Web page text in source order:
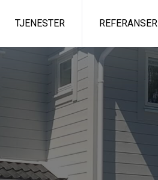
TJENESTER REFERANSER